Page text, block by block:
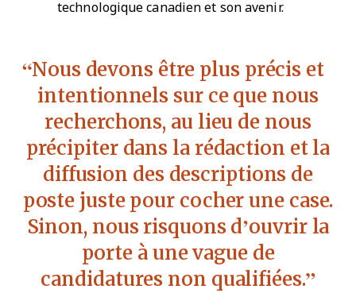
technologique canadien et son avenir.
Nous devons être plus précis et
intentionnels sur ce que nous
recherchons, au lieu de nous
précipiter dans la rédaction et la
diffusion des descriptions de
poste juste pour cocher une case.
Sinon, nous risquons d’ouvrir la
porte à une vague de
candidatures non qualifiées.